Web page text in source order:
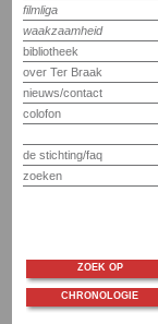
filmliga
waakzaamheid
bibliotheek
over Ter Braak
nieuws/contact
colofon
de stichting/faq
zoeken
ZOEK OP
CHRONOLOGIE